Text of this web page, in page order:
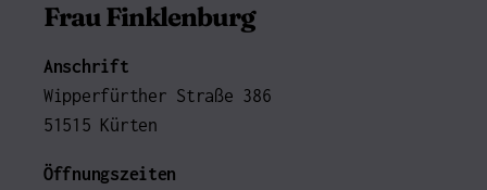
Frau Finklenburg
Anschrift
Wipperfürther Straße 386
51515 Kürten
Öffnungszeiten